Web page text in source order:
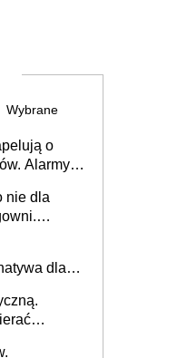
Wybrane
o
Alarmy w
nie dla
dla